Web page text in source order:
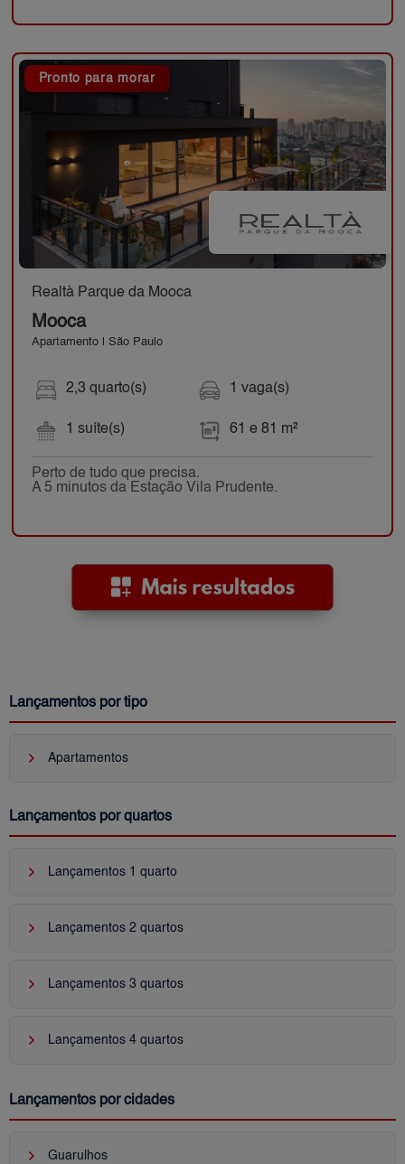
Pronto para morar
Realtà Parque da Mooca
Mooca
Apartamento | São Paulo
2,3 quarto(s)
1 suíte(s)
1 vaga(s)
61 e 81 m²
Perto de tudo que precisa.
A 5 minutos da Estação Vila Prudente.
Lançamentos por tipo
keyboard_arrow_right Apartamentos
Lançamentos por quartos
keyboard_arrow_right Lançamentos 1 quarto
keyboard_arrow_right Lançamentos 2 quartos
keyboard_arrow_right Lançamentos 3 quartos
keyboard_arrow_right Lançamentos 4 quartos
Lançamentos por cidades
keyboard_arrow_right Guarulhos